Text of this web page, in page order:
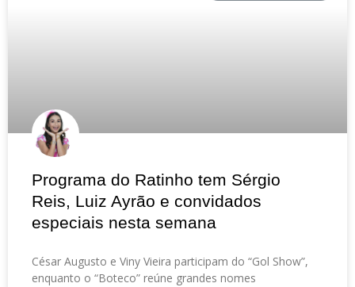
Programa do Ratinho tem Sérgio
Reis, Luiz Ayrão e convidados
especiais nesta semana
César Augusto e Viny Vieira participam do “Gol Show”,
enquanto o “Boteco” reúne grandes nomes